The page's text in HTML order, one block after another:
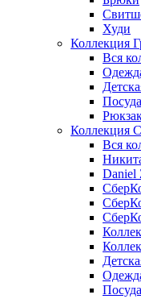
Худи
Коллекция
Вся
Посуда
Коллекция
Вся
Daniel
Посуда